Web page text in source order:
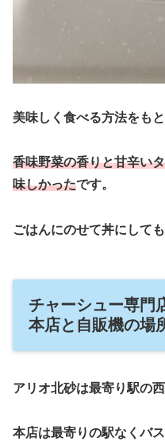
美味しく食べる方法をも
香味野菜の香りと甘辛い
味しかったです。
ごはんにのせて丼にして
チャーシュー専門
本店と自販機の場
アリオ北砂は最寄り駅の
本店は最寄りの駅なくバ